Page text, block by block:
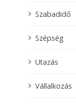
Szabadidő
Szépség
Utazás
Vállalkozás